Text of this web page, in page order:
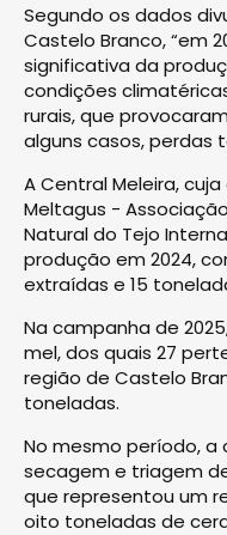
Segundo os dados
Castelo Branco, “em
significativa da
condições
rurais, que
alguns casos, perdas
A Central Meleira,
Meltagus -
Natural do Tejo
produção em 2024,
extraídas e 15
Na campanha de
mel, dos quais 27
região de Castelo
toneladas.
No mesmo período, a
secagem e triagem
que representou um
oito toneladas de